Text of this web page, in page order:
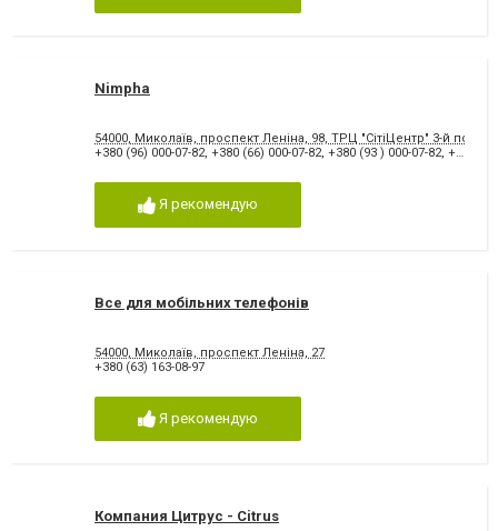
Nimpha
54000, Миколаїв, проспект Леніна, 98, ТРЦ "СітіЦентр" 3-й поверх
+380 (96) 000-07-82, +380 (66) 000-07-82, +380 (93 ) 000-07-82, +380 (67) 519-14-92
Я рекомендую
Все для мобільних телефонів
54000, Миколаїв, проспект Леніна, 27
+380 (63) 163-08-97
Я рекомендую
Компания Цитрус - Citrus